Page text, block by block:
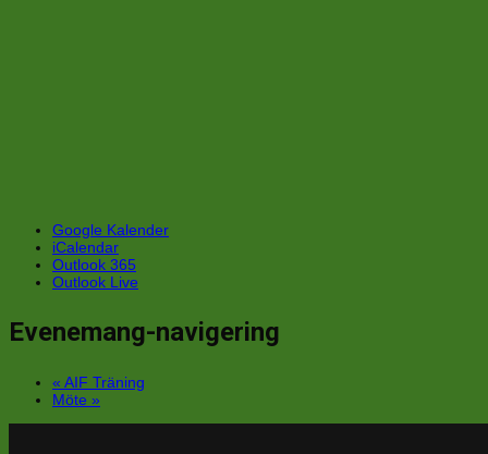
Google Kalender
iCalendar
Outlook 365
Outlook Live
Evenemang-navigering
« AIF Träning
Möte »